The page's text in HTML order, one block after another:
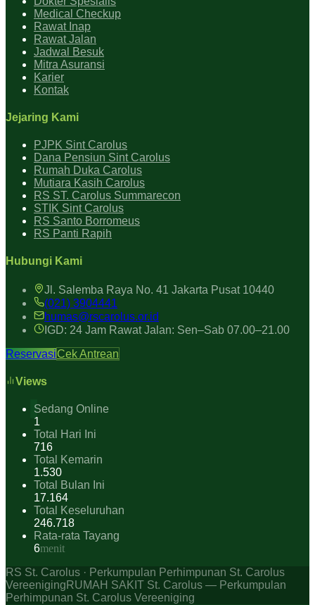
Medical Checkup
Rawat Inap
Rawat Jalan
Jadwal Besuk
Mitra Asuransi
Karier
Kontak
Jejaring Kami
PJPK Sint Carolus
Dana Pensiun Sint Carolus
Rumah Duka Carolus
Mutiara Kasih Carolus
RS ST. Carolus Summarecon
STIK Sint Carolus
RS Santo Borromeus
RS Panti Rapih
Hubungi Kami
Jl. Salemba Raya No. 41 Jakarta Pusat 10440
(021) 3904441
humas@rscarolus.or.id
IGD: 24 Jam Rawat Jalan: Sen–Sab 07.00–21.00
ReservasiCek Antrean
Views
Sedang Online
1
Total Hari Ini
716
Total Kemarin
1.530
Total Bulan Ini
17.164
Total Keseluruhan
246.718
Rata-rata Tayang
6menit
RS St. Carolus · Perkumpulan Perhimpunan St. Carolus
Vereeniging RUMAH SAKIT St. Carolus — Perkumpulan
Perhimpunan St. Carolus Vereeniging